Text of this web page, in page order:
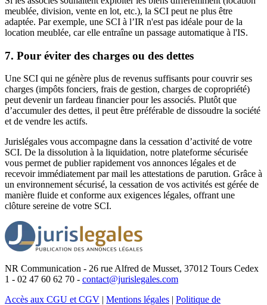
meublée, division, vente en lot, etc.), la SCI peut ne plus être
adaptée. Par exemple, une SCI à l’IR n'est pas idéale pour de la
location meublée, car elle entraîne un passage automatique à l'IS.
7. Pour éviter des charges ou des dettes
Une SCI qui ne génère plus de revenus suffisants pour couvrir ses
charges (impôts fonciers, frais de gestion, charges de copropriété)
peut devenir un fardeau financier pour les associés. Plutôt que
d’accumuler des dettes, il peut être préférable de dissoudre la société
et de vendre les actifs.
Jurislégales vous accompagne dans la cessation d’activité de votre
SCI. De la dissolution à la liquidation, notre plateforme sécurisée
vous permet de publier rapidement vos annonces légales et de
recevoir immédiatement par mail les attestations de parution. Grâce à
un environnement sécurisé, la cessation de vos activités est gérée de
manière fluide et conforme aux exigences légales, offrant une
clôture sereine de votre SCI.
NR Communication - 26 rue Alfred de Musset, 37012 Tours Cedex
1 - 02 47 60 62 70 - contact@jurislegales.com
Accès aux CGU et CGV | Mentions légales | Politique de